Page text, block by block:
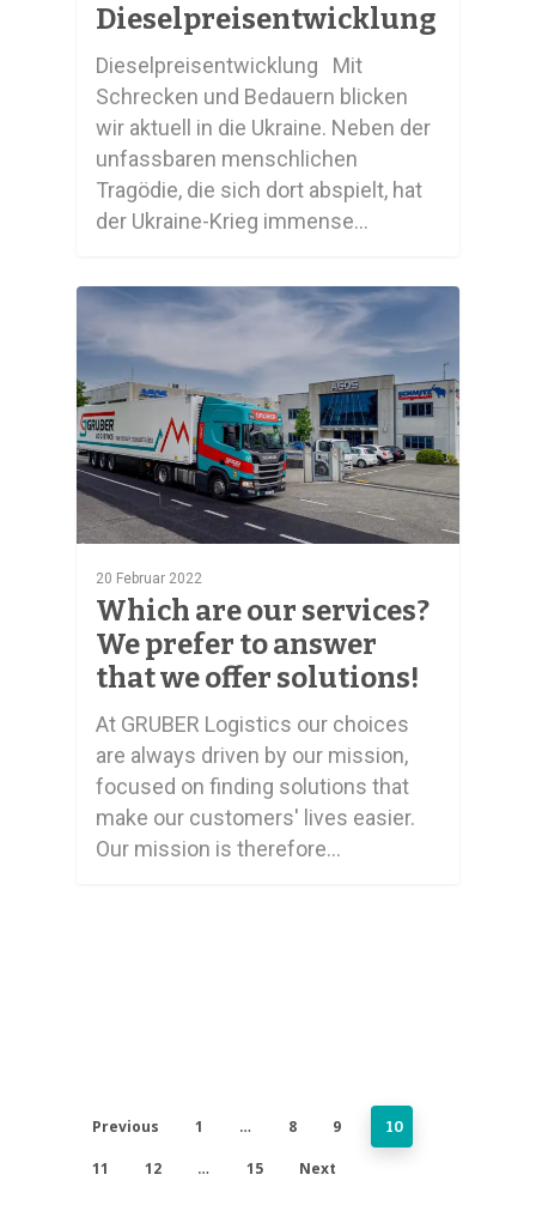
Dieselpreisentwicklung
Dieselpreisentwicklung Mit
Schrecken und Bedauern blicken
wir aktuell in die Ukraine. Neben der
unfassbaren menschlichen
Tragödie, die sich dort abspielt, hat
der Ukraine-Krieg immense…
20 Februar 2022
Which are our services?
We prefer to answer
that we offer solutions!
At GRUBER Logistics our choices
are always driven by our mission,
focused on finding solutions that
make our customers' lives easier.
Our mission is therefore…
0
Previous 1 … 8 9 10
11 12 … 15 Next